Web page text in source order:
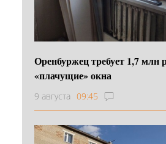
Оренбуржец требует 1,7 млн
«плачущие» окна
9 августа 09:45